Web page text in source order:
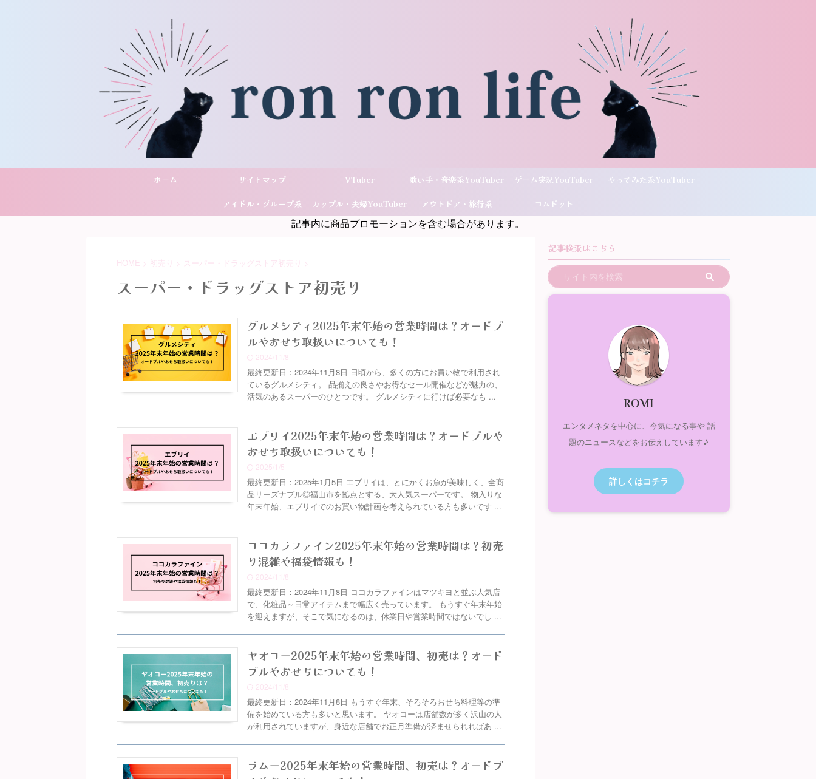
ホーム サイトマップ VTuber 歌い手・音楽系YouTuber ゲーム実況YouTuber やってみた系YouTuber
アイドル・グループ系 カップル・夫婦YouTuber アウトドア・旅行系
YouTuber
コムドット
記事内に商品プロモーションを含む場合があります。
HOME > 初売り > スーパー・ドラッグストア初売り >
スーパー・ドラッグストア初売り
グルメシティ2025年末年始の営業時間は？オードブ
ルやおせち取扱いについても！
2024/11/8
最終更新日：2024年11月8日 日頃から、多くの方にお買い物で利用され
ているグルメシティ。 品揃えの良さやお得なセール開催などが魅力の、
活気のあるスーパーのひとつです。 グルメシティに行けば必要なも ...
エブリイ2025年末年始の営業時間は？オードブルや
おせち取扱いについても！
2025/1/5
最終更新日：2025年1月5日 エブリイは、とにかくお魚が美味しく、全商
品リーズナブル◎福山市を拠点とする、大人気スーパーです。 物入りな
年末年始、エブリイでのお買い物計画を考えられている方も多いです ...
ココカラファイン2025年末年始の営業時間は？初売
り混雑や福袋情報も！
2024/11/8
最終更新日：2024年11月8日 ココカラファインはマツキヨと並ぶ人気店
で、化粧品～日常アイテムまで幅広く売っています。 もうすぐ年末年始
を迎えますが、そこで気になるのは、休業日や営業時間ではないでし ...
ヤオコー2025年末年始の営業時間、初売は？オード
ブルやおせちについても！
2024/11/8
最終更新日：2024年11月8日 もうすぐ年末、そろそろおせち料理等の準
備を始めている方も多いと思います。 ヤオコーは店舗数が多く沢山の人
が利用されていますが、身近な店舗でお正月準備が済ませられればあ ...
ラムー2025年末年始の営業時間、初売は？オードブ
記事検索はこちら
ROMI
エンタメネタを中心に、今気になる事や 話
題のニュースなどをお伝えしています♪
詳しくはコチラ